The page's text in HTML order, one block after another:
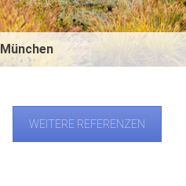
München
WEITERE REFERENZEN